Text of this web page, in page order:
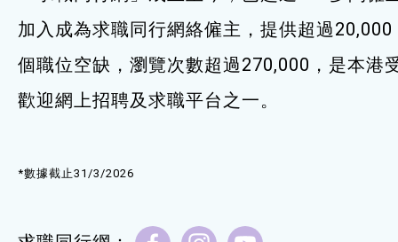
加入成為求職同行網絡僱主，提供超過20,000
個職位空缺，瀏覽次數超過270,000，是本港
歡迎網上招聘及求職平台之一。
*數據截止31/3/2026